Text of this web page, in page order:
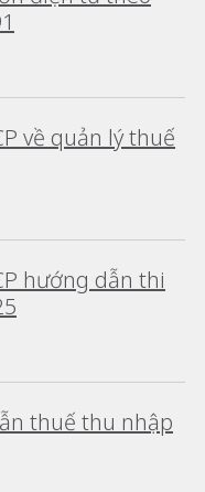
về quản lý thuế
hướng dẫn thi
thuế thu nhập